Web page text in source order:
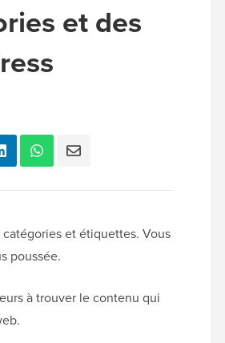
et des
et étiquettes. Vous
poussée.
à trouver le contenu qui